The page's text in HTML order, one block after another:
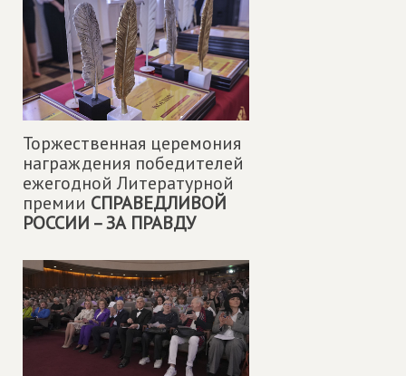
Торжественная церемония
награждения победителей
ежегодной Литературной
премии СПРАВЕДЛИВОЙ
РОССИИ – ЗА ПРАВДУ